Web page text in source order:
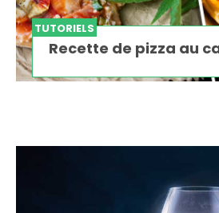
TUTORIELS
Recette de pizza au